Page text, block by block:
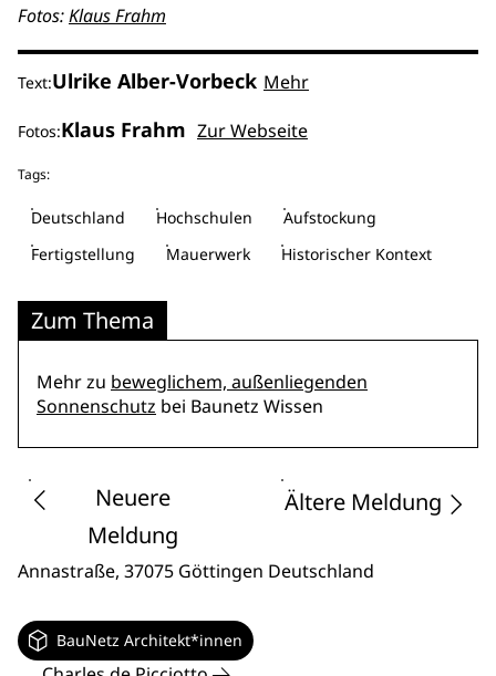
Fotos:Klaus Frahm
Text:Ulrike Alber-Vorbeck Mehr
Fotos:Klaus Frahm Zur Webseite
Tags:
Deutschland Hochschulen
Aufstockung
Fertigstellung
Mauerwerk Historischer Kontext
Zum Thema
Mehr zu beweglichem, außenliegenden
Sonnenschutz bei Baunetz Wissen
Neuere
Meldung
Ältere Meldung
Annastraße, 37075 Göttingen Deutschland
BauNetz Architekt*innen